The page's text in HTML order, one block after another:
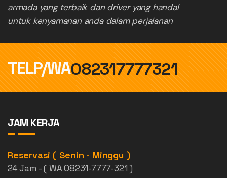
armada yang terbaik dan driver yang handal
untuk kenyamanan anda dalam perjalanan
TELP/WA082317777321
JAM KERJA
Reservasi ( Senin - Minggu )
24 Jam - ( WA 08231-7777-321 )